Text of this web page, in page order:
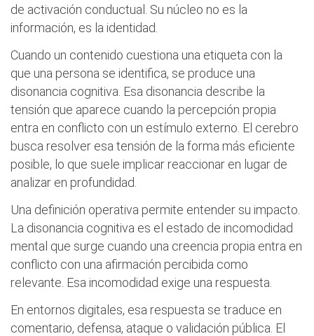
de activación conductual. Su núcleo no es la
información, es la identidad.
Cuando un contenido cuestiona una etiqueta con la
que una persona se identifica, se produce una
disonancia cognitiva. Esa disonancia describe la
tensión que aparece cuando la percepción propia
entra en conflicto con un estímulo externo. El cerebro
busca resolver esa tensión de la forma más eficiente
posible, lo que suele implicar reaccionar en lugar de
analizar en profundidad.
Una definición operativa permite entender su impacto.
La disonancia cognitiva es el estado de incomodidad
mental que surge cuando una creencia propia entra en
conflicto con una afirmación percibida como
relevante. Esa incomodidad exige una respuesta.
En entornos digitales, esa respuesta se traduce en
comentario, defensa, ataque o validación pública. El